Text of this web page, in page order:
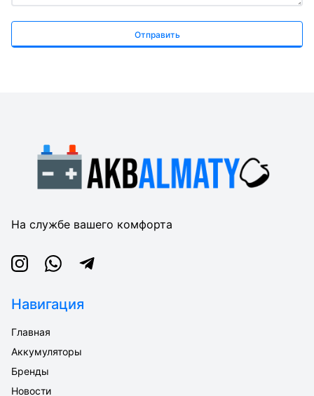
Отправить
На службе вашего комфорта
InstagramWhatsappTelegram
Навигация
Главная
Аккумуляторы
Бренды
Новости